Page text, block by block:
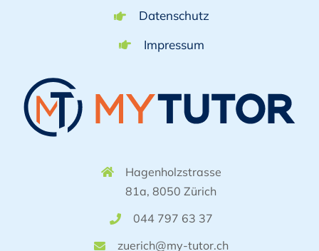
Datenschutz
Impressum
Hagenholzstrasse
81a, 8050 Zürich
044 797 63 37
zuerich@my-tutor.ch